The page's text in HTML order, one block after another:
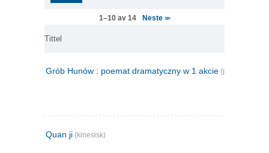
1–10 av 14 Neste>>
Tittel
Grób Hunów : poemat dramatyczny w 1 akcie (polsk)
Quan ji (kinesisk)